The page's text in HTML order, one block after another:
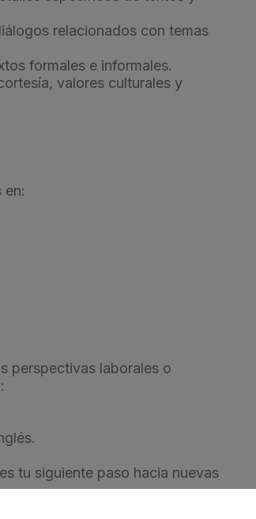
relacionados con temas
formales e informales.
valores culturales y
en:
perspectivas laborales o
tu siguiente paso hacia nuevas